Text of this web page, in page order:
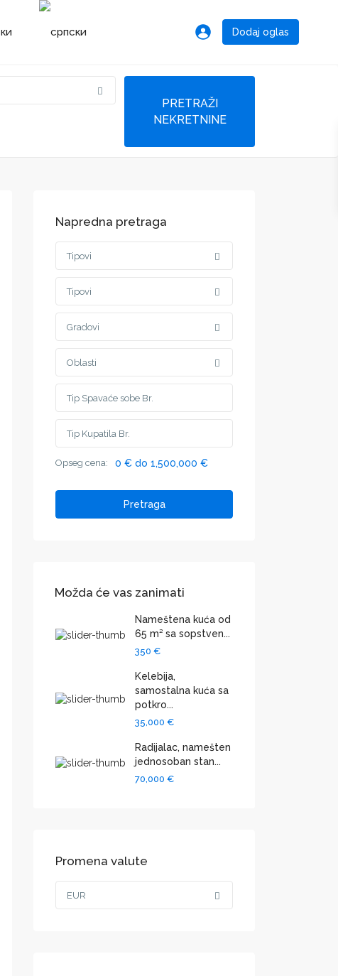
Dodaj oglas
Napredna pretraga
Tipovi
Tipovi
Gradovi
Oblasti
Opseg cena: 0 € do 1,500,000 €
Pretraga
Možda će vas zanimati
Nameštena kuća od
65 m² sa sopstven...
350 €
Kelebija,
samostalna kuća sa
potkro...
35,000 €
Radijalac, namešten
jednosoban stan...
70,000 €
Promena valute
EUR